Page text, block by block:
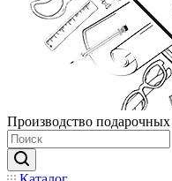
Производство